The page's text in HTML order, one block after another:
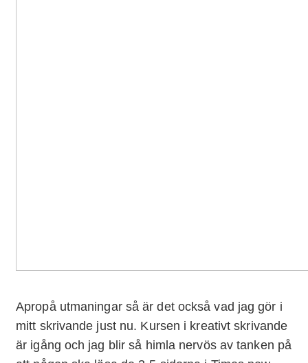
Apropå utmaningar så är det också vad jag gör i
mitt skrivande just nu. Kursen i kreativt skrivande
är igång och jag blir så himla nervös av tanken på